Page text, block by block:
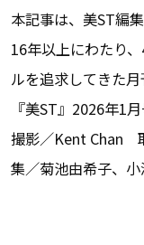
本記事は、美ST編
16年以上にわたり
ルを追求してきた月
『美ST』2026年1
撮影／Kent Chan
集／菊池由希子、